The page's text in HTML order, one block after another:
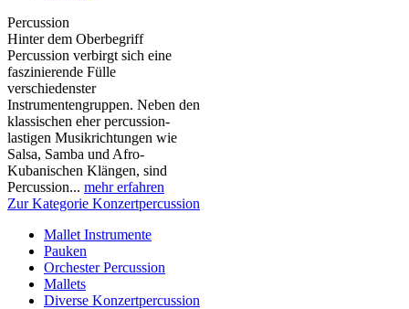
Percussion
Hinter dem Oberbegriff
Percussion verbirgt sich eine
faszinierende Fülle
verschiedenster
Instrumentengruppen. Neben den
klassischen eher percussion-
lastigen Musikrichtungen wie
Salsa, Samba und Afro-
Kubanischen Klängen, sind
Percussion... mehr erfahren
Zur Kategorie Konzertpercussion
Mallet Instrumente
Pauken
Orchester Percussion
Mallets
Diverse Konzertpercussion